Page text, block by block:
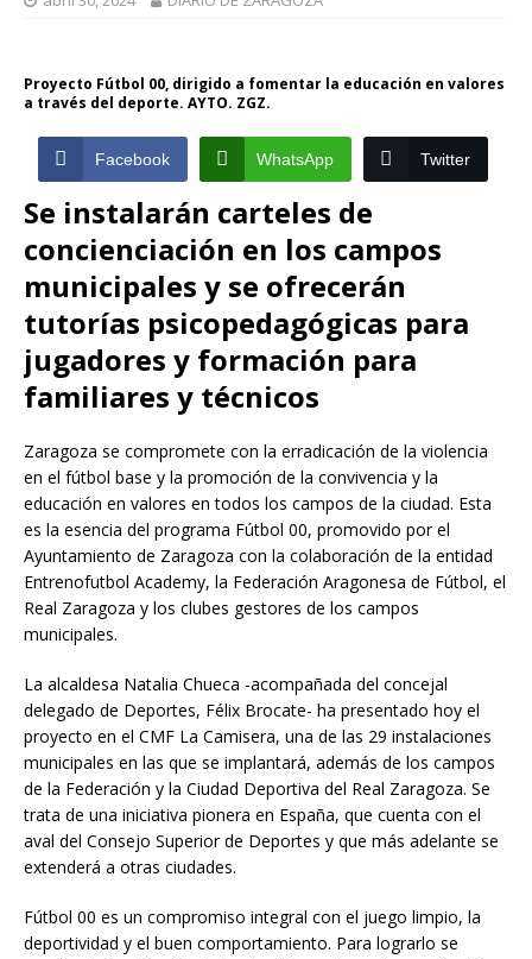
Proyecto Fútbol 00, dirigido a fomentar la educación en valores
a través del deporte. AYTO. ZGZ.
Facebook WhatsApp Twitter
Se instalarán carteles de
concienciación en los campos
municipales y se ofrecerán
tutorías psicopedagógicas para
jugadores y formación para
familiares y técnicos
Zaragoza se compromete con la erradicación de la violencia
en el fútbol base y la promoción de la convivencia y la
educación en valores en todos los campos de la ciudad. Esta
es la esencia del programa Fútbol 00, promovido por el
Ayuntamiento de Zaragoza con la colaboración de la entidad
Entrenofutbol Academy, la Federación Aragonesa de Fútbol, el
Real Zaragoza y los clubes gestores de los campos
municipales.
La alcaldesa Natalia Chueca -acompañada del concejal
delegado de Deportes, Félix Brocate- ha presentado hoy el
proyecto en el CMF La Camisera, una de las 29 instalaciones
municipales en las que se implantará, además de los campos
de la Federación y la Ciudad Deportiva del Real Zaragoza. Se
trata de una iniciativa pionera en España, que cuenta con el
aval del Consejo Superior de Deportes y que más adelante se
extenderá a otras ciudades.
Fútbol 00 es un compromiso integral con el juego limpio, la
deportividad y el buen comportamiento. Para lograrlo se